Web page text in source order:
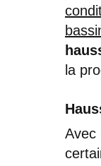
la
Avec